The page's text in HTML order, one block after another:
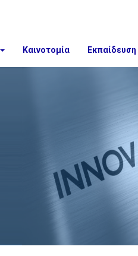
Καινοτομία Εκπαίδευση